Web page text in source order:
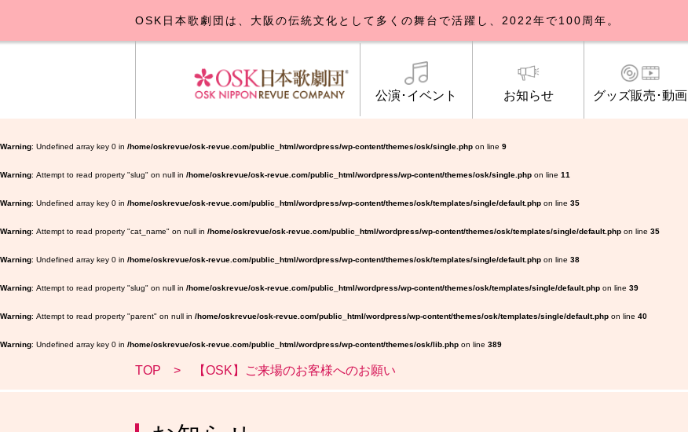
Warning : Undefined array key 0 in /home/oskrevue/osk-revue.com/public_html/wordpress/wp-content/themes/osk/single.php on line 9
Warning : Attempt to read property "slug" on null in /home/oskrevue/osk-revue.com/public_html/wordpress/wp-content/themes/osk/single.php on line 11
Warning : Undefined array key 0 in /home/oskrevue/osk-revue.com/public_html/wordpress/wp-content/themes/osk/templates/single/default.php on line 35
Warning : Attempt to read property "cat_name" on null in /home/oskrevue/osk-revue.com/public_html/wordpress/wp-content/themes/osk/templates/single/default.php on line 35
Warning : Undefined array key 0 in /home/oskrevue/osk-revue.com/public_html/wordpress/wp-content/themes/osk/templates/single/default.php on line 38
Warning : Attempt to read property "slug" on null in /home/oskrevue/osk-revue.com/public_html/wordpress/wp-content/themes/osk/templates/single/default.php on line 39
Warning : Attempt to read property "parent" on null in /home/oskrevue/osk-revue.com/public_html/wordpress/wp-content/themes/osk/templates/single/default.php on line 40
Warning : Undefined array key 0 in /home/oskrevue/osk-revue.com/public_html/wordpress/wp-content/themes/osk/lib.php on line 389
OSK日本歌劇団は、大阪の伝統文化として多くの舞台で活躍し、2022年で100周年。
公演･イベント
公演･イベント ブルックリンパーラー公演
お知らせ
お知らせ一覧 トピックス
グッズ販売･動画
公式グッズ販売
OSK日本歌劇団について 研修生募集について
TOP 【OSK】ご来場のお客様へのお願い